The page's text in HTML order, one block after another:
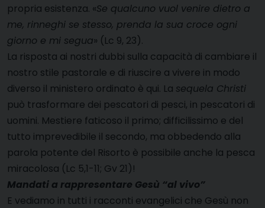
propria esistenza. «Se qualcuno vuol venire dietro a
me, rinneghi se stesso, prenda la sua croce ogni
giorno e mi segua» (Lc 9, 23).
La risposta ai nostri dubbi sulla capacità di cambiare il
nostro stile pastorale e di riuscire a vivere in modo
diverso il ministero ordinato è qui. La sequela Christi
può trasformare dei pescatori di pesci, in pescatori di
uomini. Mestiere faticoso il primo; difficilissimo e del
tutto imprevedibile il secondo, ma obbedendo alla
parola potente del Risorto è possibile anche la pesca
miracolosa (Lc 5,1-11; Gv 21)!
Mandati a rappresentare Gesù “al vivo”
E vediamo in tutti i racconti evangelici che Gesù non